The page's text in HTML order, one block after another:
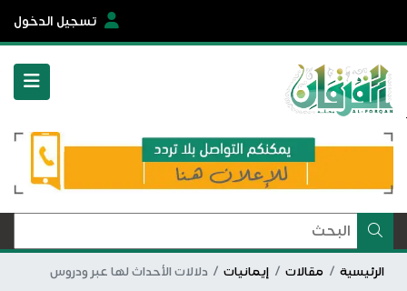
تسجيل الدخول
الرئيسية مقالات إيمانيات دلالات الأحداث لها عبر ودروس